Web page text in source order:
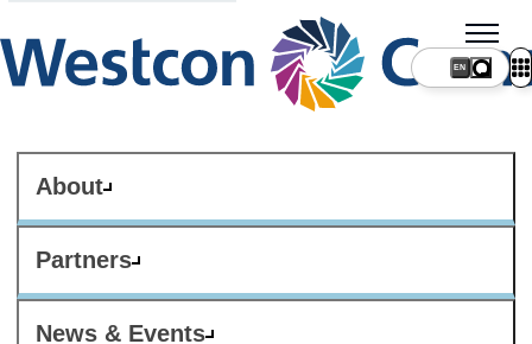
About
Partners
News & Events